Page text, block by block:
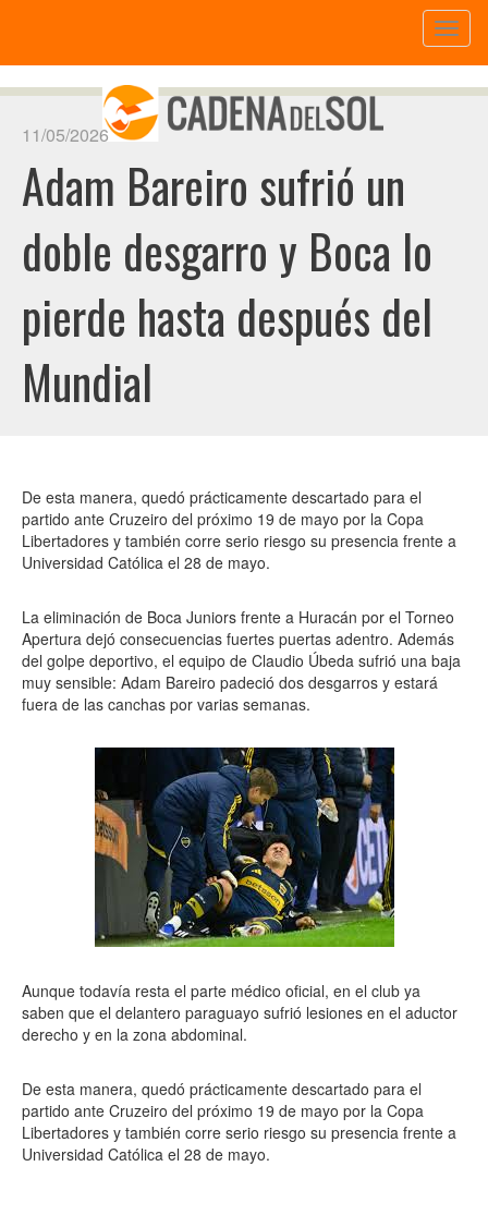
11/05/2026
Adam Bareiro sufrió un
doble desgarro y Boca lo
pierde hasta después del
Mundial
De esta manera, quedó prácticamente descartado para el
partido ante Cruzeiro del próximo 19 de mayo por la Copa
Libertadores y también corre serio riesgo su presencia frente a
Universidad Católica el 28 de mayo.
La eliminación de Boca Juniors frente a Huracán por el Torneo
Apertura dejó consecuencias fuertes puertas adentro. Además
del golpe deportivo, el equipo de Claudio Úbeda sufrió una baja
muy sensible: Adam Bareiro padeció dos desgarros y estará
fuera de las canchas por varias semanas.
Aunque todavía resta el parte médico oficial, en el club ya
saben que el delantero paraguayo sufrió lesiones en el aductor
derecho y en la zona abdominal.
De esta manera, quedó prácticamente descartado para el
partido ante Cruzeiro del próximo 19 de mayo por la Copa
Libertadores y también corre serio riesgo su presencia frente a
Universidad Católica el 28 de mayo.